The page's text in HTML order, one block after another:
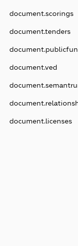
document.scorings
document.tenders
document.ved
document.licenses